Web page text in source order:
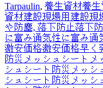
Tarpaulin, 養生資材養
資材建設現場用建設現
や防塵, 落下防止落下
に富み通気性に富み通
激安価格激安価格早く
防災メッシュシートメ
シュシート防災メッシ
シュシート防災メッシ